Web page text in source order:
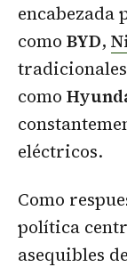
encabezada
como BYD,
tradicionales
como
eléctricos.
Como
política
asequibles